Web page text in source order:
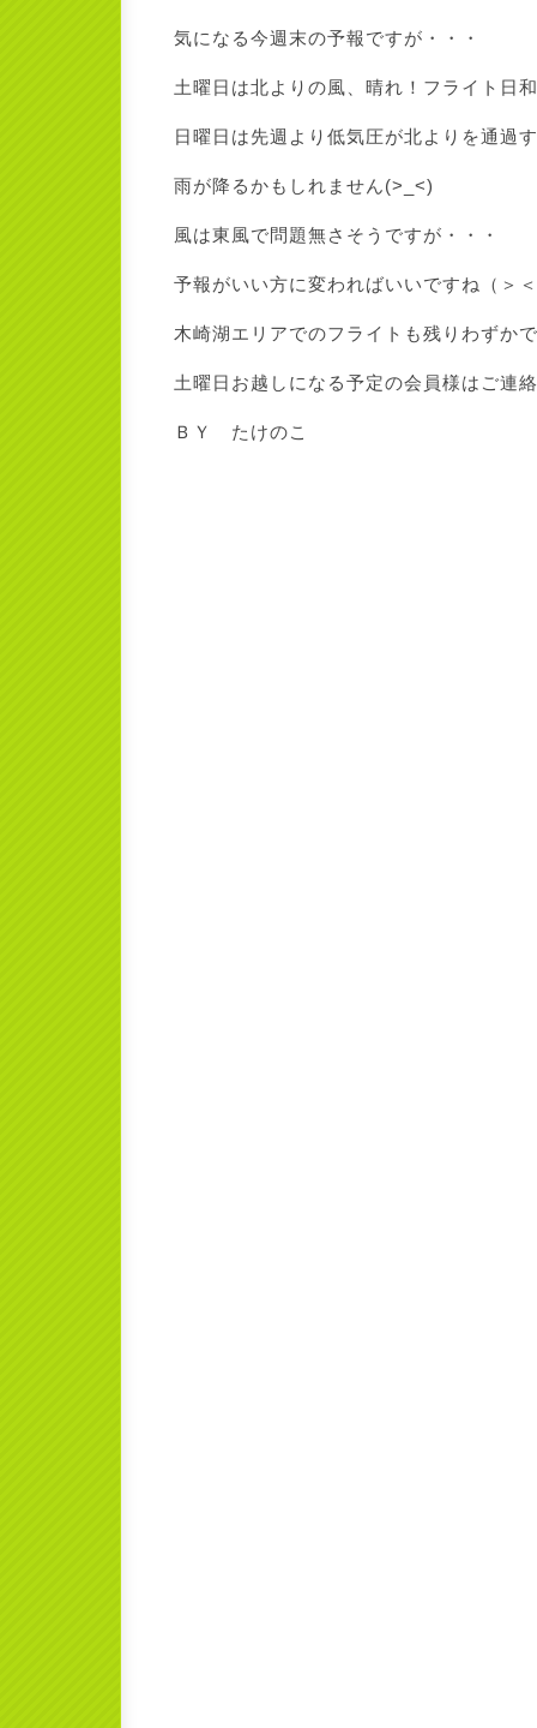
気になる今週末の予報ですが・・・
土曜日は北よりの風、晴れ！フライト日
日曜日は先週より低気圧が北よりを通過
雨が降るかもしれません(>_<)
風は東風で問題無さそうですが・・・
予報がいい方に変わればいいですね（＞
木崎湖エリアでのフライトも残りわずか
土曜日お越しになる予定の会員様はご連
ＢＹ たけのこ